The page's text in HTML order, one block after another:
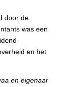
door de
was een
en het
en eigenaar